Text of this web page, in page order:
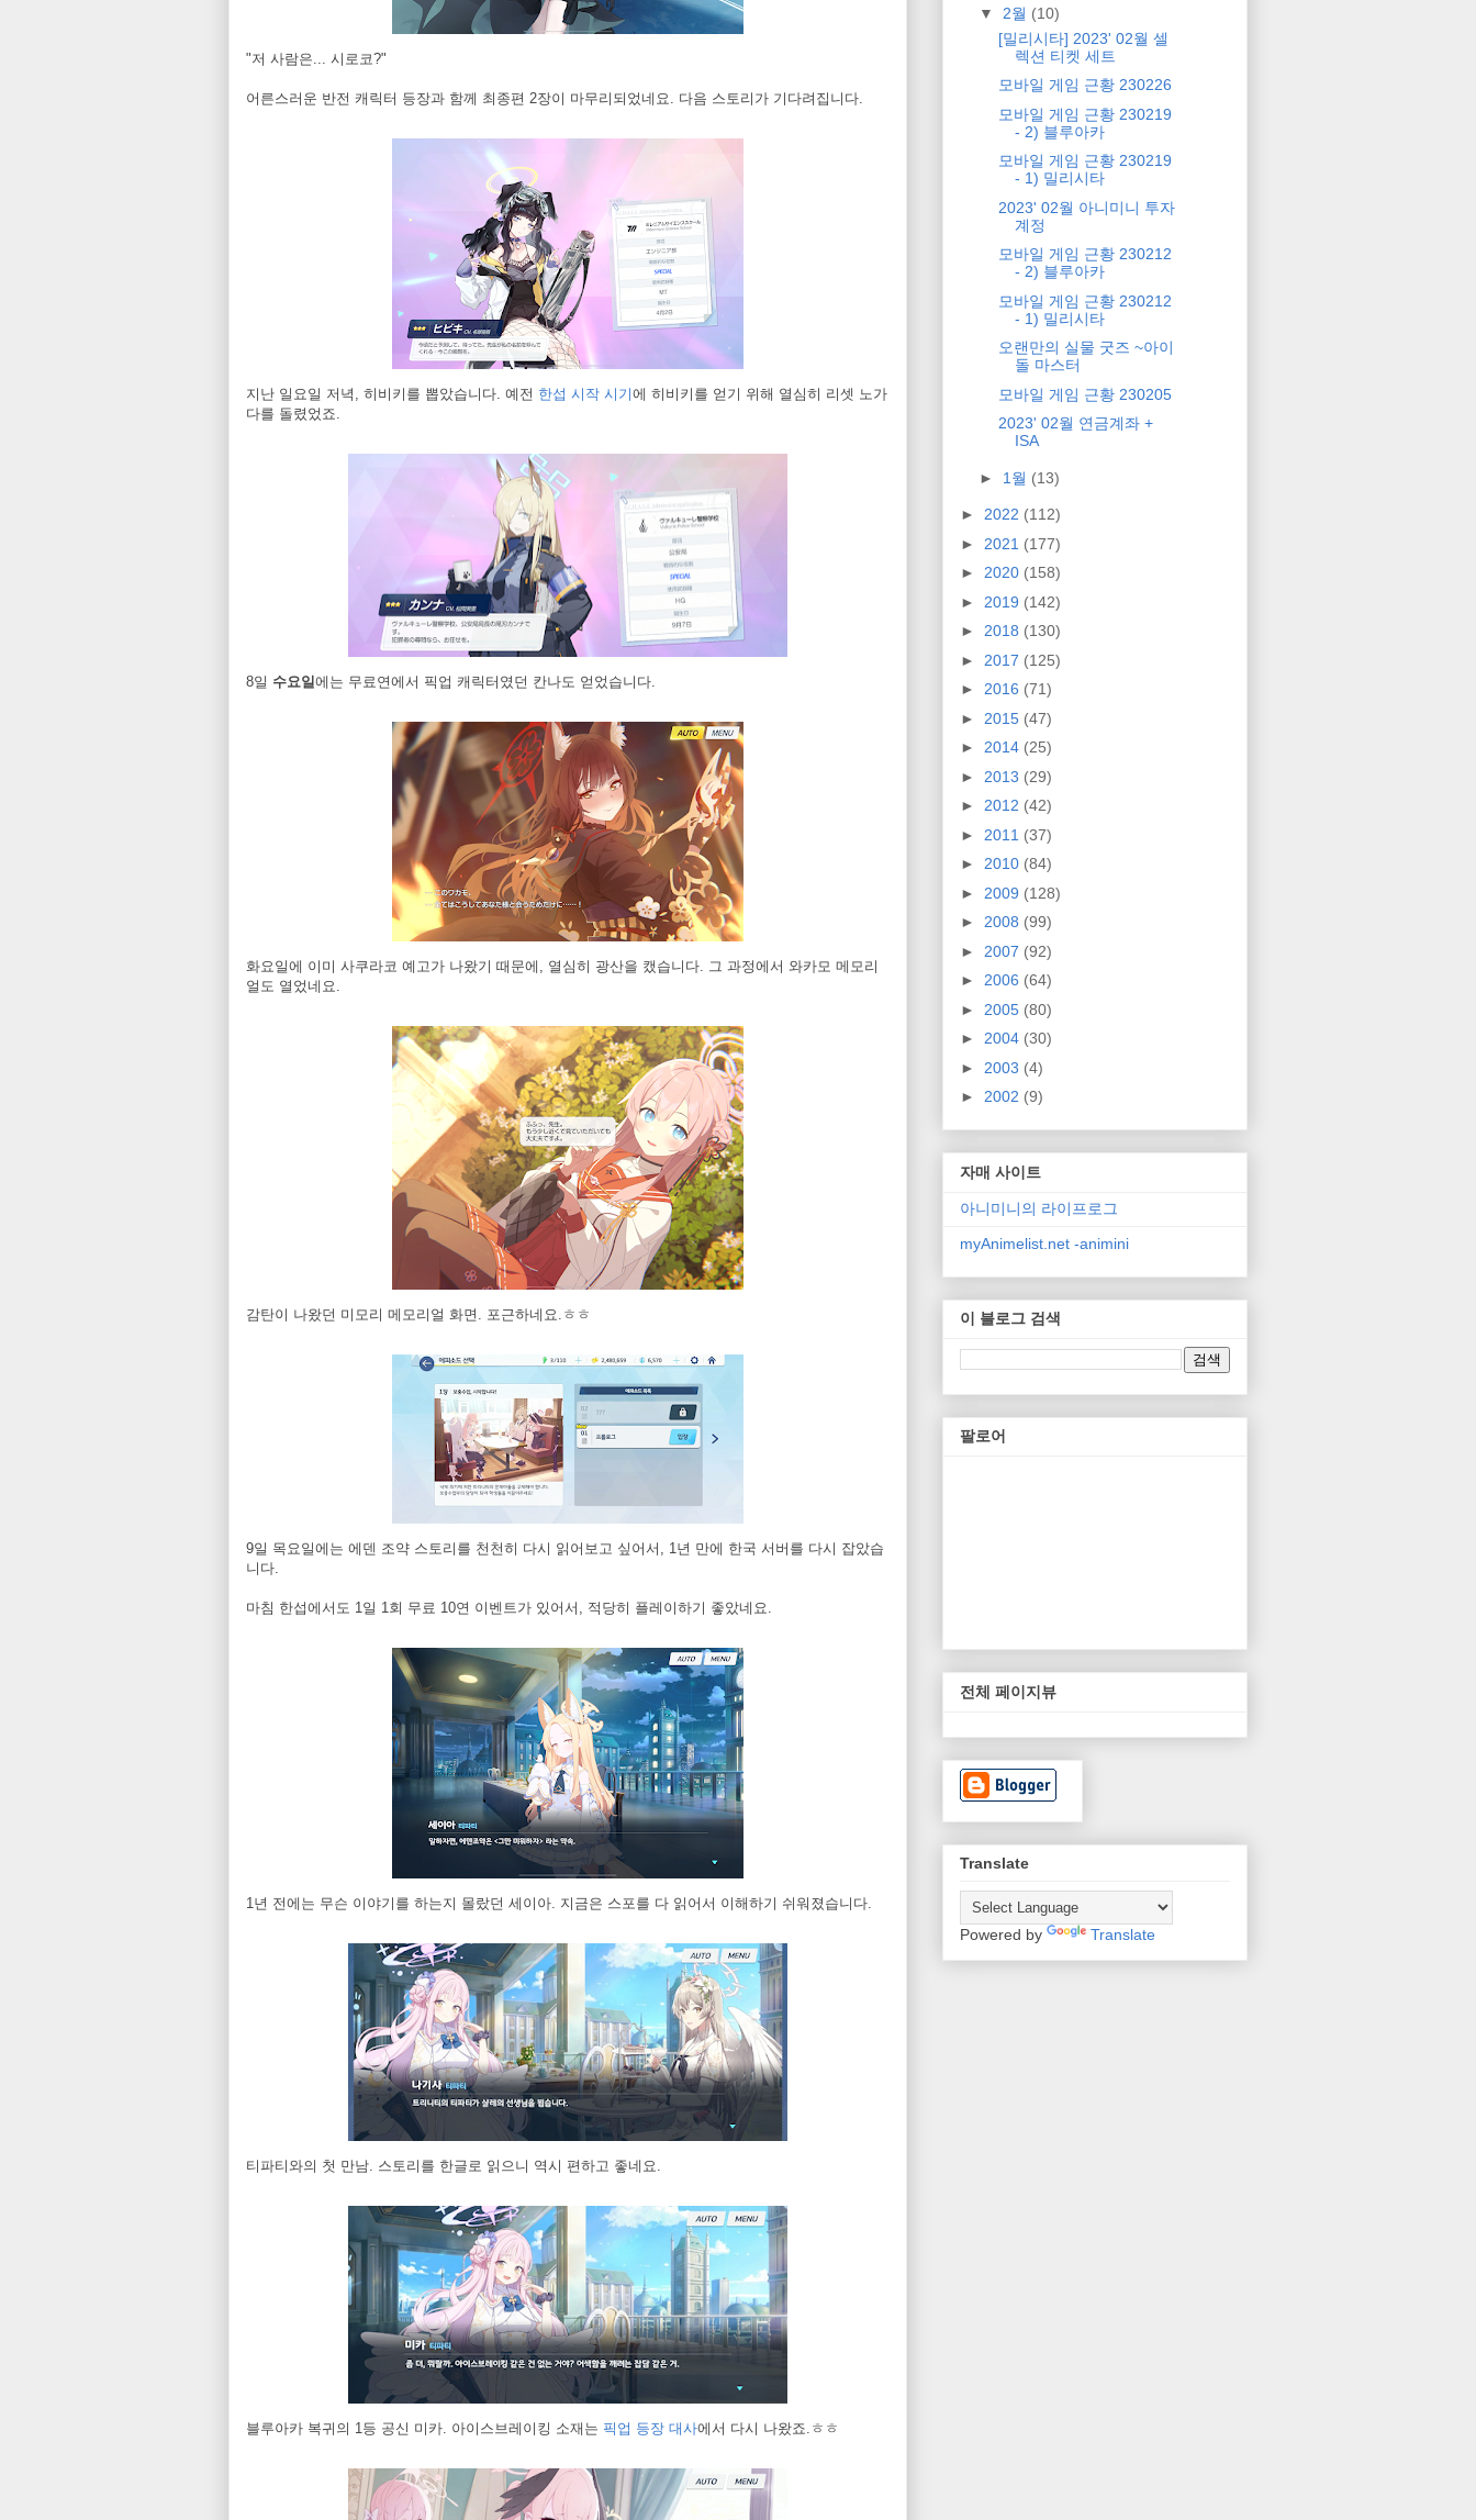
"저 사람은... 시로코?"
어른스러운 반전 캐릭터 등장과 함께 최종편 2장이 마무리되었네요. 다음 스토리가 기다려집니다.
지난 일요일 저녁, 히비키를 뽑았습니다. 예전 한섭 시작 시기에 히비키를 얻기 위해 열심히 리셋 노가
다를 돌렸었죠.
8일 수요일에는 무료연에서 픽업 캐릭터였던 칸나도 얻었습니다.
화요일에 이미 사쿠라코 예고가 나왔기 때문에, 열심히 광산을 캤습니다. 그 과정에서 와카모 메모리
얼도 열었네요.
감탄이 나왔던 미모리 메모리얼 화면. 포근하네요.ㅎㅎ
9일 목요일에는 에덴 조약 스토리를 천천히 다시 읽어보고 싶어서, 1년 만에 한국 서버를 다시 잡았습
니다.
마침 한섭에서도 1일 1회 무료 10연 이벤트가 있어서, 적당히 플레이하기 좋았네요.
1년 전에는 무슨 이야기를 하는지 몰랐던 세이아. 지금은 스포를 다 읽어서 이해하기 쉬워졌습니다.
티파티와의 첫 만남. 스토리를 한글로 읽으니 역시 편하고 좋네요.
블루아카 복귀의 1등 공신 미카. 아이스브레이킹 소재는 픽업 등장 대사에서 다시 나왔죠.ㅎㅎ
▼ 2월 (10)
[밀리시타] 2023' 02월 셀
렉션 티켓 세트
모바일 게임 근황 230226
모바일 게임 근황 230219
- 2) 블루아카
모바일 게임 근황 230219
- 1) 밀리시타
2023' 02월 아니미니 투자
계정
모바일 게임 근황 230212
- 2) 블루아카
모바일 게임 근황 230212
- 1) 밀리시타
오랜만의 실물 굿즈 ~아이
돌 마스터
모바일 게임 근황 230205
2023' 02월 연금계좌 +
ISA
► 1월 (13)
► 2022 (112)
► 2021 (177)
► 2020 (158)
► 2019 (142)
► 2018 (130)
► 2017 (125)
► 2016 (71)
► 2015 (47)
► 2014 (25)
► 2013 (29)
► 2012 (42)
► 2011 (37)
► 2010 (84)
► 2009 (128)
► 2008 (99)
► 2007 (92)
► 2006 (64)
► 2005 (80)
► 2004 (30)
► 2003 (4)
► 2002 (9)
자매 사이트
아니미니의 라이프로그
myAnimelist.net -animini
이 블로그 검색
팔로어
전체 페이지뷰
Translate
Powered by Translate